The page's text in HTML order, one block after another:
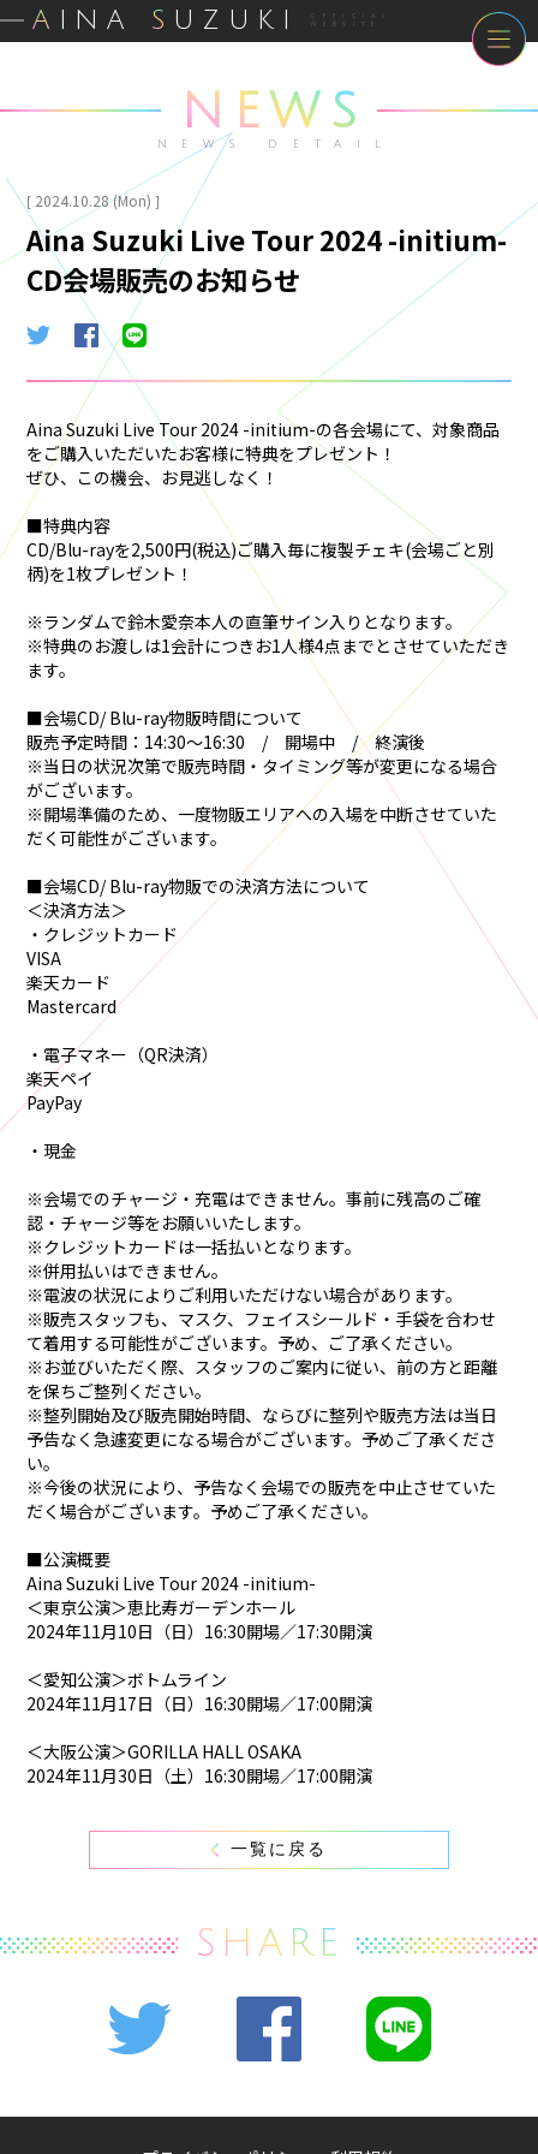
A INA S UZUKI OFFICIAL
WEBSITE
NEWS
NEWS DETAIL
[ 2024.10.28 (Mon) ]
Aina Suzuki Live Tour 2024 -initium-
CD会場販売のお知らせ
Aina Suzuki Live Tour 2024 -initium-の各会場にて、対象商品
をご購入いただいたお客様に特典をプレゼント！
ぜひ、この機会、お見逃しなく！
■特典内容
CD/Blu-rayを2,500円(税込)ご購入毎に複製チェキ(会場ごと別
柄)を1枚プレゼント！
※ランダムで鈴木愛奈本人の直筆サイン入りとなります。
※特典のお渡しは1会計につきお1人様4点までとさせていただき
ます。
■会場CD/ Blu-ray物販時間について
販売予定時間：14:30～16:30 / 開場中 / 終演後
※当日の状況次第で販売時間・タイミング等が変更になる場合
がございます。
※開場準備のため、一度物販エリアへの入場を中断させていた
だく可能性がございます。
■会場CD/ Blu-ray物販での決済方法について
＜決済方法＞
・クレジットカード
VISA
楽天カード
Mastercard
・電子マネー（QR決済）
楽天ペイ
PayPay
・現金
※会場でのチャージ・充電はできません。事前に残高のご確
認・チャージ等をお願いいたします。
※クレジットカードは一括払いとなります。
※併用払いはできません。
※電波の状況によりご利用いただけない場合があります。
※販売スタッフも、マスク、フェイスシールド・手袋を合わせ
て着用する可能性がございます。予め、ご了承ください。
※お並びいただく際、スタッフのご案内に従い、前の方と距離
を保ちご整列ください。
※整列開始及び販売開始時間、ならびに整列や販売方法は当日
予告なく急遽変更になる場合がございます。予めご了承くださ
い。
※今後の状況により、予告なく会場での販売を中止させていた
だく場合がございます。予めご了承ください。
■公演概要
Aina Suzuki Live Tour 2024 -initium-
＜東京公演＞恵比寿ガーデンホール
2024年11月10日（日）16:30開場／17:30開演
＜愛知公演＞ボトムライン
2024年11月17日（日）16:30開場／17:00開演
＜大阪公演＞GORILLA HALL OSAKA
2024年11月30日（土）16:30開場／17:00開演
一覧に戻る
SHARE